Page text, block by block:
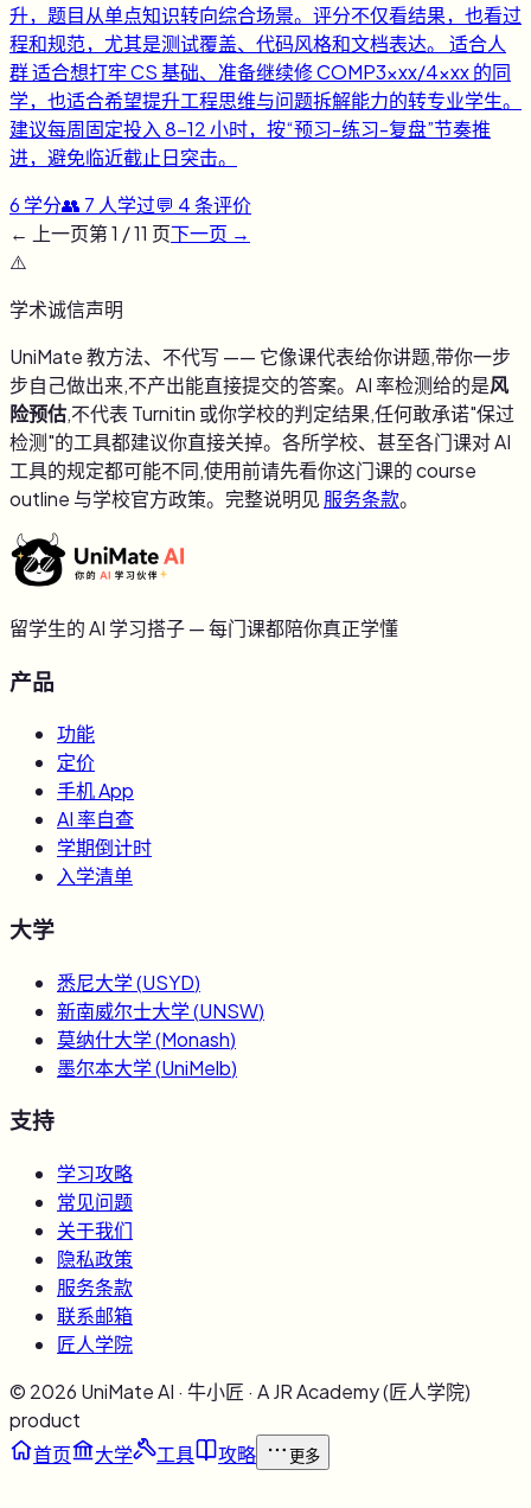
升，题目从单点知识转向综合场景。评分不仅看结果，也看过
程和规范，尤其是测试覆盖、代码风格和文档表达。 适合人
群 适合想打牢 CS 基础、准备继续修 COMP3xxx/4xxx 的同
学，也适合希望提升工程思维与问题拆解能力的转专业学生。
建议每周固定投入 8-12 小时，按“预习-练习-复盘”节奏推
进，避免临近截止日突击。
6 学分👥 7 人学过💬 4条评价
← 上一页第1 /11 页下一页 →
⚠️
学术诚信声明
UniMate 教方法、不代写 —— 它像课代表给你讲题,带你一步
步自己做出来,不产出能直接提交的答案。AI 率检测给的是风
险预估,不代表 Turnitin 或你学校的判定结果,任何敢承诺"保过
检测"的工具都建议你直接关掉。各所学校、甚至各门课对 AI
工具的规定都可能不同,使用前请先看你这门课的 course
outline 与学校官方政策。完整说明见 服务条款。
留学生的 AI 学习搭子 — 每门课都陪你真正学懂
产品
功能
定价
手机 App
AI 率自查
学期倒计时
入学清单
大学
悉尼大学(USYD)
新南威尔士大学(UNSW)
莫纳什大学(Monash)
墨尔本大学(UniMelb)
支持
学习攻略
常见问题
关于我们
隐私政策
服务条款
联系邮箱
匠人学院
© 2026 UniMate AI · 牛小匠 · A JR Academy (匠人学院)
product
首页
大学 工具 攻略 更多